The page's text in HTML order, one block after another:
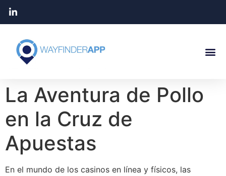
La Aventura de Pollo
en la Cruz de
Apuestas
En el mundo de los casinos en línea y físicos, las